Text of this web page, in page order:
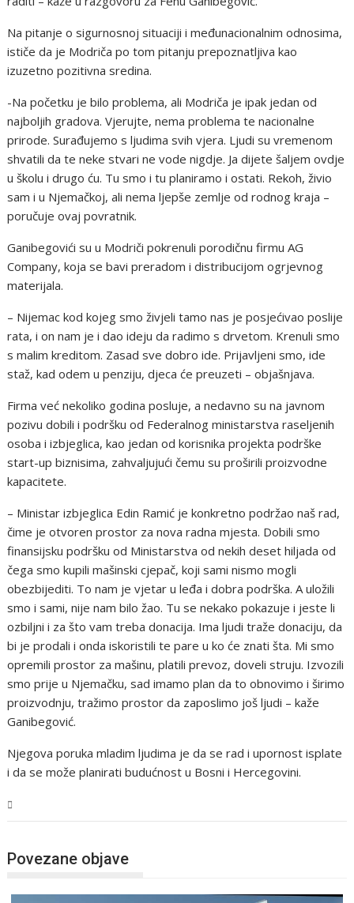
Na pitanje o sigurnosnoj situaciji i međunacionalnim odnosima,
ističe da je Modriča po tom pitanju prepoznatljiva kao
izuzetno pozitivna sredina.
-Na početku je bilo problema, ali Modriča je ipak jedan od
najboljih gradova. Vjerujte, nema problema te nacionalne
prirode. Surađujemo s ljudima svih vjera. Ljudi su vremenom
shvatili da te neke stvari ne vode nigdje. Ja dijete šaljem ovdje
u školu i drugo ću. Tu smo i tu planiramo i ostati. Rekoh, živio
sam i u Njemačkoj, ali nema ljepše zemlje od rodnog kraja –
poručuje ovaj povratnik.
Ganibegovići su u Modriči pokrenuli porodičnu firmu AG
Company, koja se bavi preradom i distribucijom ogrjevnog
materijala.
– Nijemac kod kojeg smo živjeli tamo nas je posjećivao poslije
rata, i on nam je i dao ideju da radimo s drvetom. Krenuli smo
s malim kreditom. Zasad sve dobro ide. Prijavljeni smo, ide
staž, kad odem u penziju, djeca će preuzeti – objašnjava.
Firma već nekoliko godina posluje, a nedavno su na javnom
pozivu dobili i podršku od Federalnog ministarstva raseljenih
osoba i izbjeglica, kao jedan od korisnika projekta podrške
start-up biznisima, zahvaljujući čemu su proširili proizvodne
kapacitete.
– Ministar izbjeglica Edin Ramić je konkretno podržao naš rad,
čime je otvoren prostor za nova radna mjesta. Dobili smo
finansijsku podršku od Ministarstva od nekih deset hiljada od
čega smo kupili mašinski cjepač, koji sami nismo mogli
obezbijediti. To nam je vjetar u leđa i dobra podrška. A uložili
smo i sami, nije nam bilo žao. Tu se nekako pokazuje i jeste li
ozbiljni i za što vam treba donacija. Ima ljudi traže donaciju, da
bi je prodali i onda iskoristili te pare u ko će znati šta. Mi smo
opremili prostor za mašinu, platili prevoz, doveli struju. Izvozili
smo prije u Njemačku, sad imamo plan da to obnovimo i širimo
proizvodnju, tražimo prostor da zaposlimo još ljudi – kaže
Ganibegović.
Njegova poruka mladim ljudima je da se rad i upornost isplate
i da se može planirati budućnost u Bosni i Hercegovini.
Povezane objave